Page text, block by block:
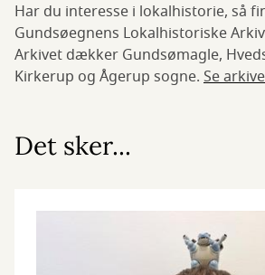
Har du interesse i lokalhistorie, så
Gundsøegnens Lokalhistoriske
Arkivet dækker Gundsømagle,
Kirkerup og Ågerup sogne. Se
Det sker...